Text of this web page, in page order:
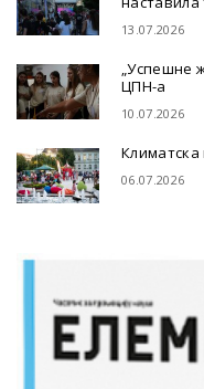
13.07.2026
„Успешне
ЦПН-а
10.07.2026
Климатска
06.07.2026